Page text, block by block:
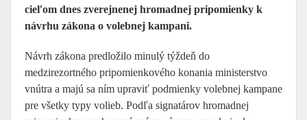
cieľom dnes zverejnenej hromadnej pripomienky k
návrhu zákona o volebnej kampani.
Návrh zákona predložilo minulý týždeň do
medzirezortného pripomienkového konania ministerstvo
vnútra a majú sa ním upraviť podmienky volebnej kampane
pre všetky typy volieb. Podľa signatárov hromadnej